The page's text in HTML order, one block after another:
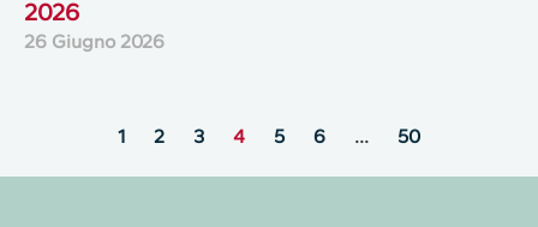
2026
26 Giugno 2026
1 2 3 4 5 6 … 50